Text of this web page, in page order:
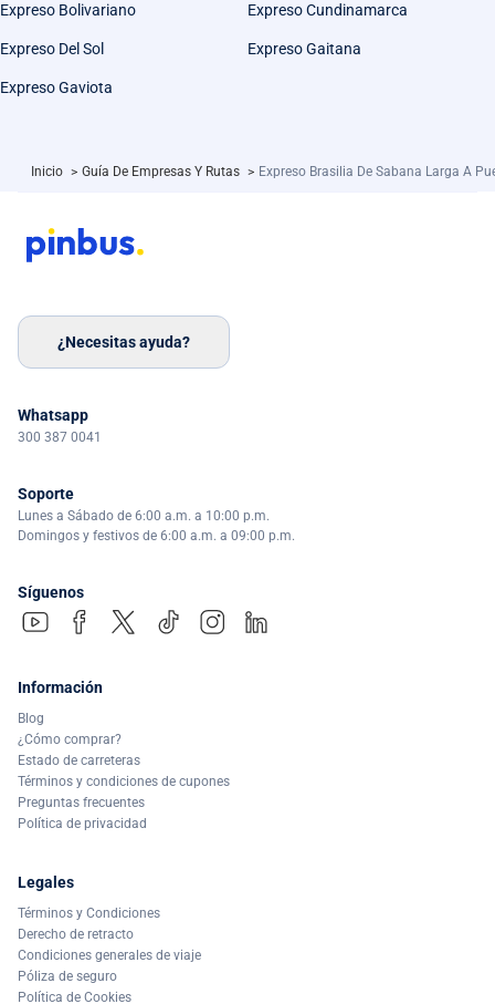
Expreso Bolivariano Expreso Cundinamarca
Expreso Del Sol Expreso Gaitana
Expreso Gaviota
Inicio > Guía De Empresas Y Rutas > Expreso Brasilia De Sabana Larga A
¿Necesitas ayuda?
Whatsapp
300 387 0041
Soporte
Lunes a Sábado de 6:00 a.m. a 10:00 p.m.
Domingos y festivos de 6:00 a.m. a 09:00 p.m.
Síguenos
Información
Blog
¿Cómo comprar?
Estado de carreteras
Términos y condiciones de cupones
Preguntas frecuentes
Política de privacidad
Legales
Términos y Condiciones
Derecho de retracto
Condiciones generales de viaje
Póliza de seguro
Política de Cookies